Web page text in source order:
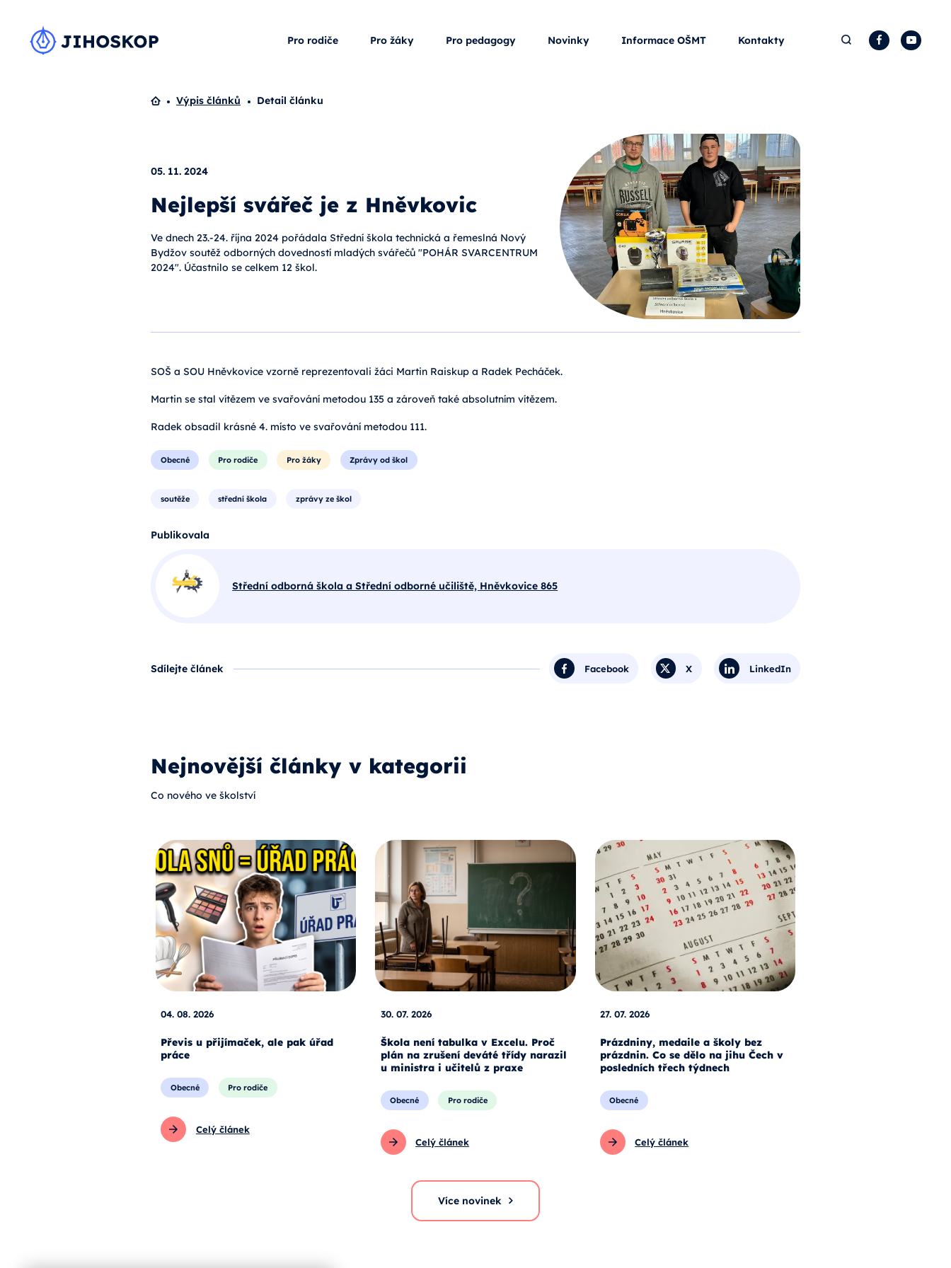
Pro rodiče Pro žáky Pro pedagogy Novinky Informace OŠMT Kontakty Hledat Facebook
Domů
Výpis článků Detail článku
05. 11. 2024
Nejlepší svářeč je z Hněvkovic
Ve dnech 23.-24. října 2024 pořádala Střední škola technická a řemeslná Nový
Bydžov soutěž odborných dovedností mladých svářečů "POHÁR SVARCENTRUM
2024". Účastnilo se celkem 12 škol.
SOŠ a SOU Hněvkovice vzorně reprezentovali žáci Martin Raiskup a Radek Pecháček.
Martin se stal vítězem ve svařování metodou 135 a zároveň také absolutním vítězem.
Radek obsadil krásné 4. místo ve svařování metodou 111.
Obecné Pro rodiče Pro žáky Zprávy od škol
soutěže střední škola zprávy ze škol
Publikovala
Střední odborná škola a Střední odborné učiliště, Hněvkovice 865
Sdílejte článek Facebook X LinkedIn
Nejnovější články v kategorii
Co nového ve školství
04. 08. 2026
Převis u přijímaček, ale pak úřad
práce
Obecné Pro rodiče
Celý článek
30. 07. 2026
Škola není tabulka v Excelu. Proč
plán na zrušení deváté třídy narazil
u ministra i učitelů z praxe
Obecné Pro rodiče
Celý článek
27. 07. 2026
Prázdniny, medaile a školy bez
prázdnin. Co se dělo na jihu Čech v
posledních třech týdnech
Obecné
Celý článek
Více novinek